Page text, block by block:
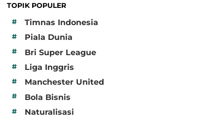
TOPIK POPULER
#
Timnas Indonesia
# Piala Dunia
# Bri Super League
# Liga Inggris
# Manchester United
# Bola Bisnis
# Naturalisasi